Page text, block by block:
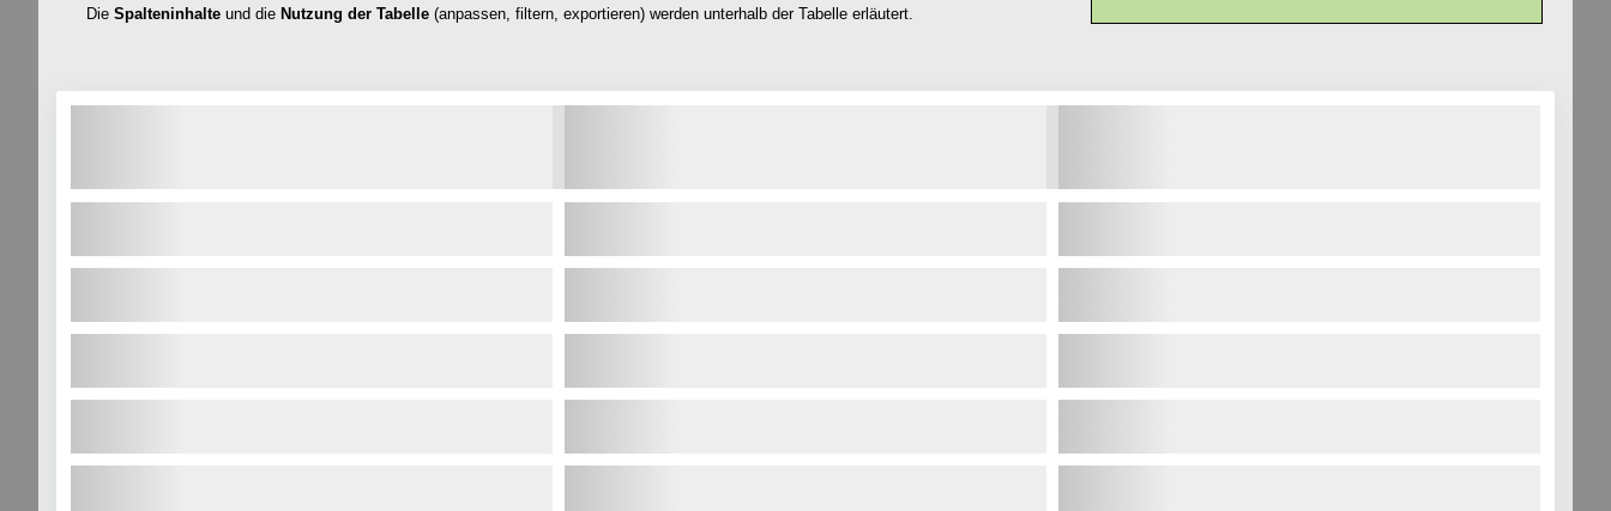
Die Spalteninhalteund die Nutzung der Tabelle(anpassen, filtern, exportieren) werden unterhalb der Tabelle erläutert.